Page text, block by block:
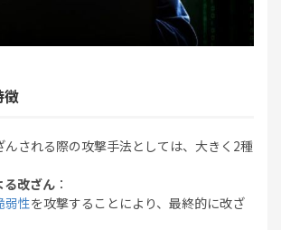
徴
される際の攻撃手法としては、大きく2種
る改ざん ：
弱性を攻撃することにより、最終的に改ざ